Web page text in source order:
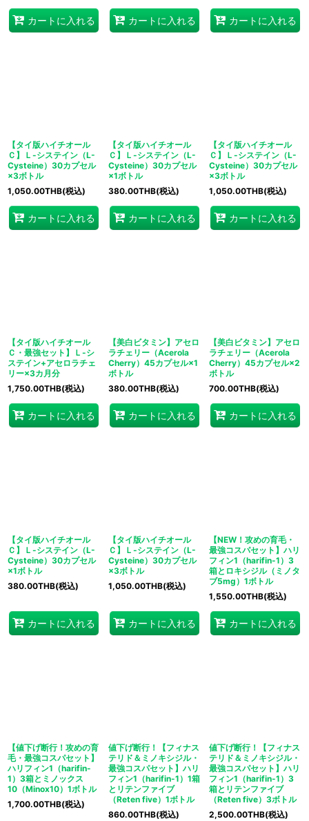
カートに入れる カートに入れる カートに入れる
【タイ版ハイチオール
Ｃ】Ｌ-システイン（L-
Cysteine）30カプセル
×3ボトル
1,050.00THB(税込)
カートに入れる
【タイ版ハイチオール
Ｃ】Ｌ-システイン（L-
Cysteine）30カプセル
×1ボトル
380.00THB(税込)
カートに入れる
【タイ版ハイチオール
Ｃ】Ｌ-システイン（L-
Cysteine）30カプセル
×3ボトル
1,050.00THB(税込)
カートに入れる
【タイ版ハイチオール
Ｃ・最強セット】Ｌ-シ
ステイン+アセロラチェ
リー×3カ月分
1,750.00THB(税込)
カートに入れる
【美白ビタミン】アセロ
ラチェリー（Acerola
Cherry）45カプセル×1
ボトル
380.00THB(税込)
カートに入れる
【美白ビタミン】アセロ
ラチェリー（Acerola
Cherry）45カプセル×2
ボトル
700.00THB(税込)
カートに入れる
【タイ版ハイチオール
Ｃ】Ｌ-システイン（L-
Cysteine）30カプセル
×1ボトル
380.00THB(税込)
カートに入れる
【タイ版ハイチオール
Ｃ】Ｌ-システイン（L-
Cysteine）30カプセル
×3ボトル
1,050.00THB(税込)
カートに入れる
【NEW！攻めの育毛・
最強コスパセット】ハリ
フィン1（harifin-1）3
箱とロキシジル（ミノタ
ブ5mg）1ボトル
1,550.00THB(税込)
カートに入れる
【値下げ断行！攻めの育
毛・最強コスパセット】
ハリフィン1（harifin-
1）3箱とミノックス
10（Minox10）1ボトル
1,700.00THB(税込)
値下げ断行！【フィナス
テリド＆ミノキシジル・
最強コスパセット】ハリ
フィン1（harifin-1）1箱
とリテンファイブ
（Reten five）1ボトル
860.00THB(税込)
値下げ断行！【フィナス
テリド＆ミノキシジル・
最強コスパセット】ハリ
フィン1（harifin-1）3
箱とリテンファイブ
（Reten five）3ボトル
2,500.00THB(税込)